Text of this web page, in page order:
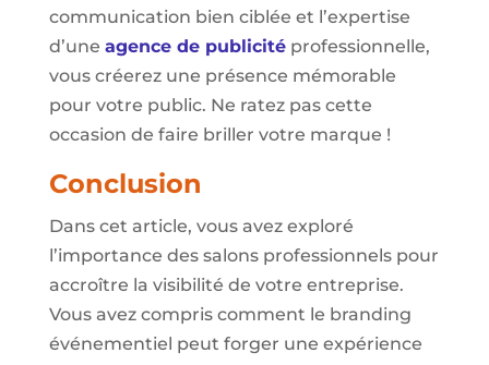
communication bien ciblée et l’expertise
d’une agence de publicitéprofessionnelle,
vous créerez une présence mémorable
pour votre public. Ne ratez pas cette
occasion de faire briller votre marque !
Conclusion
Dans cet article, vous avez exploré
l’importance des salons professionnels pour
accroître la visibilité de votre entreprise.
Vous avez compris comment le branding
événementiel peut forger une expérience